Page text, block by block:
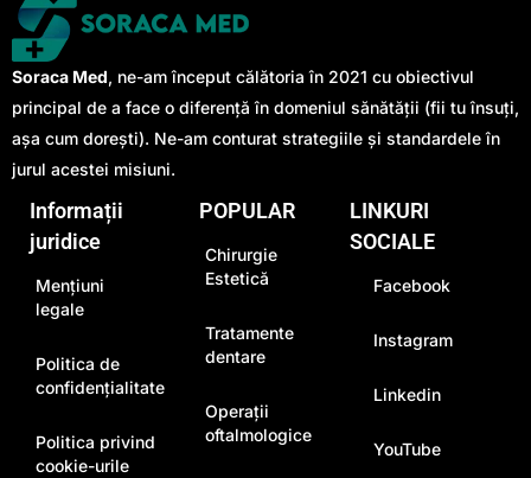
Soraca Med, ne-am început călătoria în 2021 cu obiectivul
principal de a face o diferență în domeniul sănătății (fii tu însuți,
așa cum dorești). Ne-am conturat strategiile și standardele în
jurul acestei misiuni.
Informații
juridice
Mențiuni
legale
Politica de
confidențialitate
Politica privind
cookie-urile
POPULAR
Chirurgie
Estetică
Tratamente
dentare
Operații
oftalmologice
LINKURI
SOCIALE
Facebook
Instagram
Linkedin
YouTube